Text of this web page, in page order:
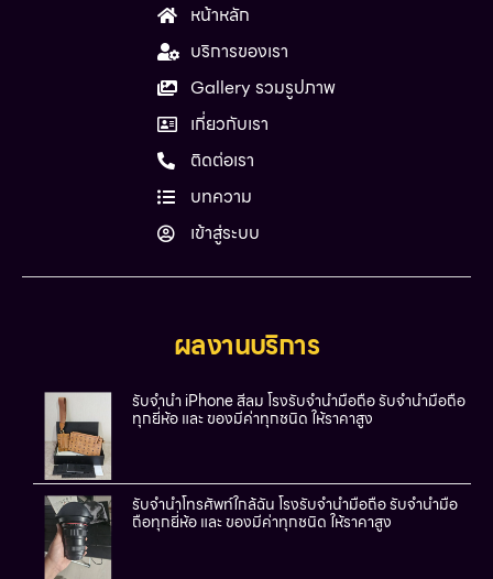
หน้าหลัก
บริการของเรา
Gallery รวมรูปภาพ
เกี่ยวกับเรา
ติดต่อเรา
บทความ
เข้าสู่ระบบ
ผลงานบริการ
รับจำนำ iPhone สีลม โรงรับจำนำมือถือ รับจำนำมือถือ
ทุกยี่ห้อ และ ของมีค่าทุกชนิด ให้ราคาสูง
รับจำนำโทรศัพท์ใกล้ฉัน โรงรับจำนำมือถือ รับจำนำมือ
ถือทุกยี่ห้อ และ ของมีค่าทุกชนิด ให้ราคาสูง